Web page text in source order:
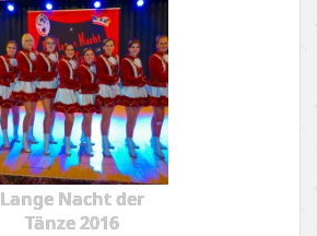
Lange Nacht der
Tänze 2016